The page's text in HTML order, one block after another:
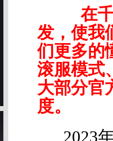
在千年
发，使我
们更多的
滚服模式
大部分官
度。
2023年